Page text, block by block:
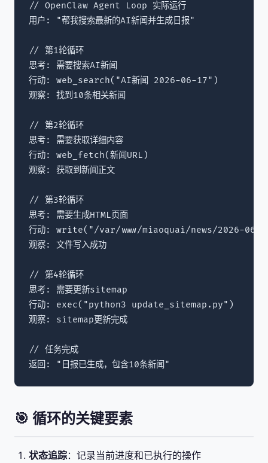
// OpenClaw Agent Loop 实际运行
用户: "帮我搜索最新的AI新闻并生成日报"
// 第1轮循环
思考: 需要搜索AI新闻
行动: web_search("AI新闻 2026-06-17")
观察: 找到10条相关新闻
// 第2轮循环
思考: 需要获取详细内容
行动: web_fetch(新闻URL)
观察: 获取到新闻正文
// 第3轮循环
思考: 需要生成HTML页面
行动: write("/var/www/miaoquai/news/2026-06-
观察: 文件写入成功
// 第4轮循环
思考: 需要更新sitemap
行动: exec("python3 update_sitemap.py")
观察: sitemap更新完成
// 任务完成
返回: "日报已生成，包含10条新闻"
🎯 循环的关键要素
状态追踪：记录当前进度和已执行的操作